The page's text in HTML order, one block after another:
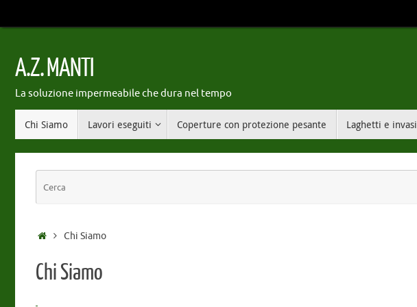
al
A.Z. MANTI
La soluzione impermeabile che dura nel tempo
Chi Siamo Lavori eseguiti Coperture con protezione pesante Laghetti e invasi
HomeChi Siamo
Chi Siamo